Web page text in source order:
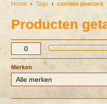
Home Tags cushion peacock
Producten
Merken